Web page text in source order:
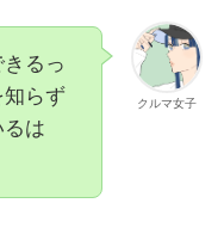
クルマ女子
るっ
知らず
は